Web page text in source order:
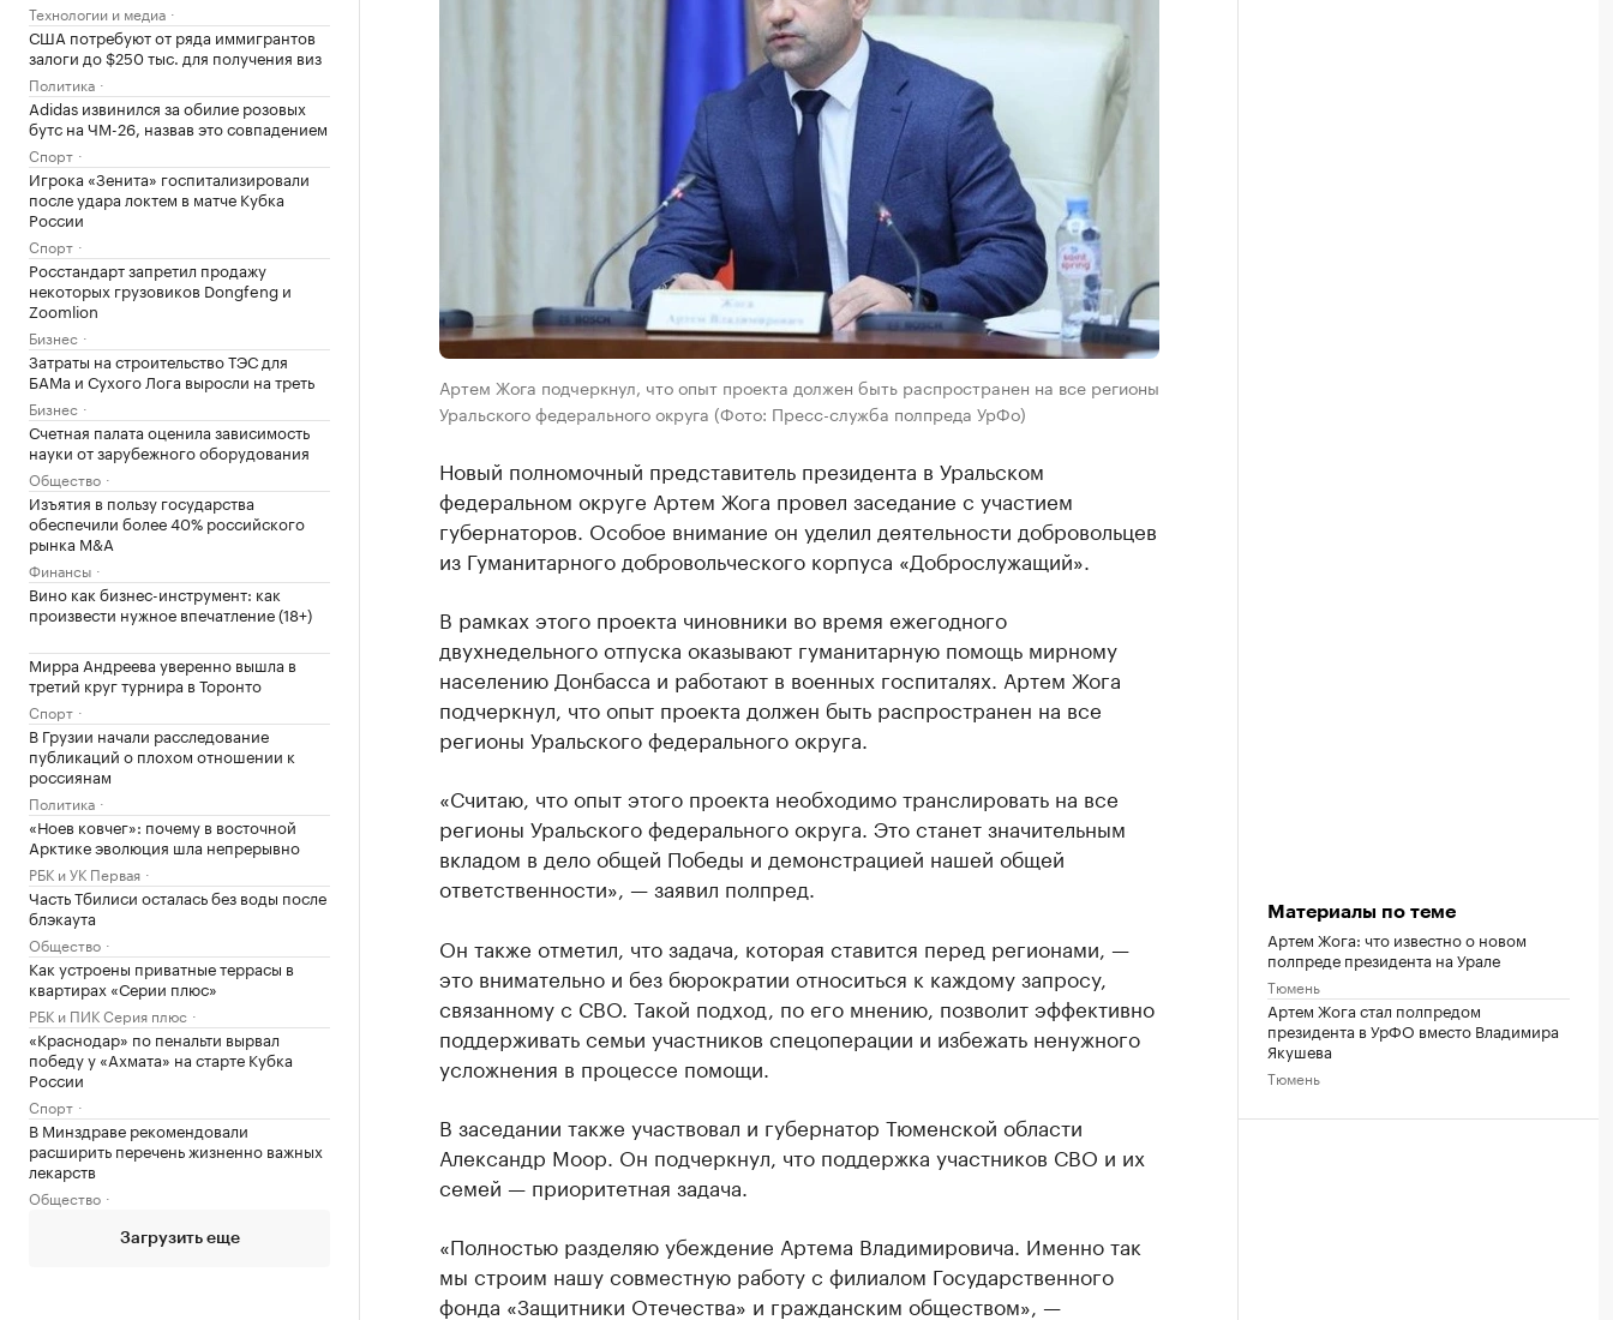
Технологии и медиа
США потребуют от ряда иммигрантов
залоги до $250 тыс. для получения виз
Политика
Adidas извинился за обилие розовых
бутс на ЧМ-26, назвав это совпадением
Спорт
Игрока «Зенита» госпитализировали
после удара локтем в матче Кубка
России
Спорт
Росстандарт запретил продажу
некоторых грузовиков Dongfeng и
Zoomlion
Бизнес
Затраты на строительство ТЭС для
БАМа и Сухого Лога выросли на треть
Бизнес
Счетная палата оценила зависимость
науки от зарубежного оборудования
Общество
Изъятия в пользу государства
обеспечили более 40% российского
рынка M&A
Финансы
Вино как бизнес-инструмент: как
произвести нужное впечатление (18+)
Мирра Андреева уверенно вышла в
третий круг турнира в Торонто
Спорт
В Грузии начали расследование
публикаций о плохом отношении к
россиянам
Политика
«Ноев ковчег»: почему в восточной
Арктике эволюция шла непрерывно
РБК и УК Первая
Часть Тбилиси осталась без воды после
блэкаута
Общество
Как устроены приватные террасы в
квартирах «Серии плюс»
РБК и ПИК Серия плюс
«Краснодар» по пенальти вырвал
победу у «Ахмата» на старте Кубка
России
Спорт
В Минздраве рекомендовали
расширить перечень жизненно важных
лекарств
Общество
Загрузить еще
Артем Жога подчеркнул, что опыт проекта должен быть распространен на все регионы
Уральского федерального округа (Фото: Пресс-служба полпреда УрФо)
Новый полномочный представитель президента в Уральском
федеральном округе Артем Жога провел заседание с участием
губернаторов. Особое внимание он уделил деятельности добровольцев
из Гуманитарного добровольческого корпуса «Доброслужащий».
В рамках этого проекта чиновники во время ежегодного
двухнедельного отпуска оказывают гуманитарную помощь мирному
населению Донбасса и работают в военных госпиталях. Артем Жога
подчеркнул, что опыт проекта должен быть распространен на все
регионы Уральского федерального округа.
«Считаю, что опыт этого проекта необходимо транслировать на все
регионы Уральского федерального округа. Это станет значительным
вкладом в дело общей Победы и демонстрацией нашей общей
ответственности», — заявил полпред.
Он также отметил, что задача, которая ставится перед регионами, —
это внимательно и без бюрократии относиться к каждому запросу,
связанному с СВО. Такой подход, по его мнению, позволит эффективно
поддерживать семьи участников спецоперации и избежать ненужного
усложнения в процессе помощи.
В заседании также участвовал и губернатор Тюменской области
Александр Моор. Он подчеркнул, что поддержка участников СВО и их
семей — приоритетная задача.
«Полностью разделяю убеждение Артема Владимировича. Именно так
мы строим нашу совместную работу с филиалом Государственного
фонда «Защитники Отечества» и гражданским обществом», —
Материалы по теме
Артем Жога: что известно о новом
полпреде президента на Урале
Тюмень
Артем Жога стал полпредом
президента в УрФО вместо Владимира
Якушева
Тюмень